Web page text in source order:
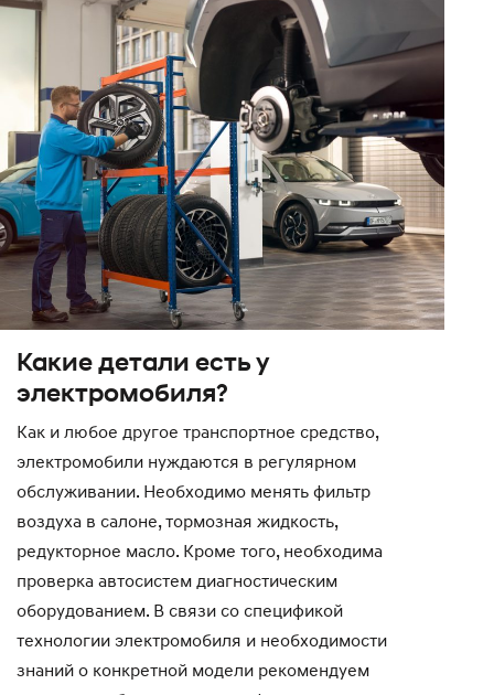
Какие детали есть у
электромобиля?
Как и любое другое транспортное средство,
электромобили нуждаются в регулярном
обслуживании. Необходимо менять фильтр
воздуха в салоне, тормозная жидкость,
редукторное масло. Кроме того, необходима
проверка автосистем диагностическим
оборудованием. В связи со спецификой
технологии электромобиля и необходимости
знаний о конкретной модели рекомендуем